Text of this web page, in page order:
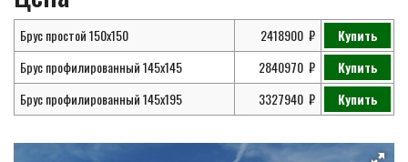
Брус простой 150х150 2418900
Купить
Брус профилированный 145х145
2840970
Купить
Брус профилированный 145х195
3327940 Купить